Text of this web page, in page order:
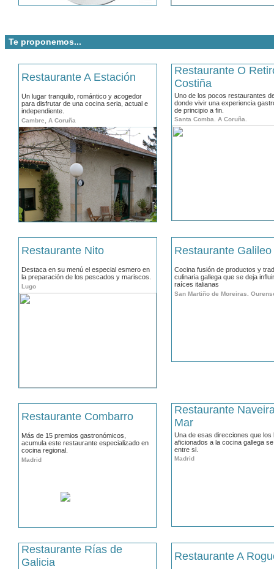
Te proponemos...
Restaurante A Estación
Un lugar tranquilo, romántico y acogedor
para disfrutar de una cocina seria, actual e
independiente.
Cambre, A Coruña
Restaurante O
Costiña
Uno de los pocos restaurantes
donde vivir una experiencia
de principio a fin.
Santa Comba. A Coruña.
Restaurante Nito
Destaca en su menú el especial esmero en
la preparación de los pescados y mariscos.
Lugo
Restaurante Galileo
Cocina fusión de productos y
culinaria gallega que se deja
raíces italianas
San Martiño de Moreiras.
Restaurante Combarro
Más de 15 premios gastronómicos,
acumula este restaurante especializado en
cocina regional.
Madrid
Restaurante
Mar
Una de esas direcciones que los
aficionados a la cocina gallega
entre si.
Madrid
Restaurante Rías de
Galicia
Restaurante A